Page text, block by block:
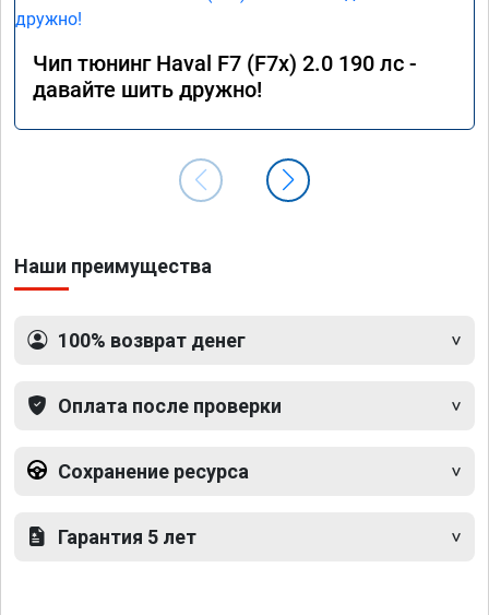
Чип тюнинг Haval F7 (F7x) 2.0 190 лс -
давайте шить дружно!
Наши преимущества
100% возврат денег
Оплата после проверки
Сохранение ресурса
Гарантия 5 лет